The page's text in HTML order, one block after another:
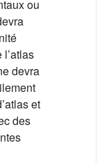
ou
devra
et
des